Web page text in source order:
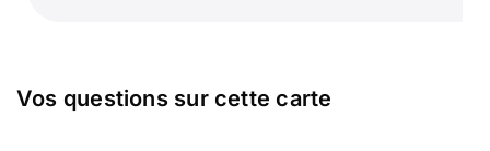
Vos questions sur cette carte